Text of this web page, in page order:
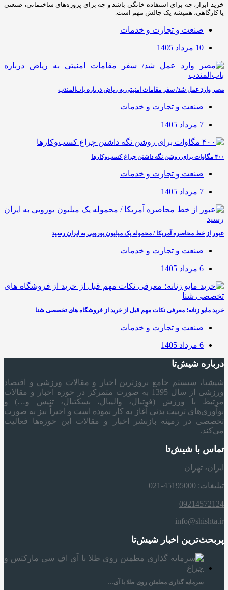
خرید ابزار، چه برای استفاده خانگی باشد و چه برای پروژه‌های ساختمانی، صنعتی
یا کارگاهی، همیشه یک چالش مهم است.
صنعت و تجارت و خدمات
10 مرداد 1405
مصر وارد عمل شد/ سفر مقامات امنیتی به ریاض درباره باب‌المندب
صنعت و تجارت و خدمات
7 مرداد 1405
۴۰۰ مگاوات برای روشن نگه داشتن چراغ کسب‌وکار‌ها
صنعت و تجارت و خدمات
7 مرداد 1405
عبور از خط محاصره آمریکا / محموله یک میلیون یورویی به ایران رسید
صنعت و تجارت و خدمات
6 مرداد 1405
خرید مایو زنانه؛ معرفی نکات مهم قبل از خرید از فروشگاه های تخصصی شنا
صنعت و تجارت و خدمات
6 مرداد 1405
درباره شیش‌تا
شیشتا، سیستم جامع بروزترین اخبار و مقالات ورزشی و اقتصاد
ورزشی از سال 1395 به صورت متمرکز در حوزه اخبار و مقالات
مرتبط با ورزش (فوتبال، والیبال، بسکتبال، تنیس و…) و
نوآوری‌های تربیت بدنی آغاز به کار نموده است و اخیراً نیز به صورت
تخصصی در زمینه بازنشر اخبار و مقالات این حوزه‌ها فعالیت
می‌کند.
تماس با شیش‌تا
ایران، تهران
تبلیغات: 45195000-021
09214572124
info@shishta.ir
پربحث‌ترین اخبار شیش‌تا
سرمایه‌ گذاری مطمئن روی طلا با آی…